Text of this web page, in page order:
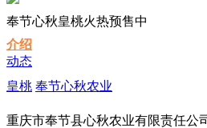
奉节心秋皇桃火热预售中
介绍
动态
皇桃 奉节心秋农业
重庆市奉节县心秋农业有限责任公